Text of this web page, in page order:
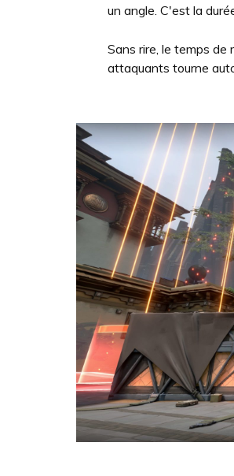
un angle. C'est la
Sans rire, le temps
attaquants tourne